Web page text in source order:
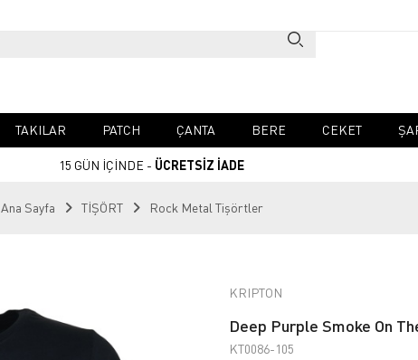
TAKILAR PATCH ÇANTA BERE CEKET
15 GÜN İÇİNDE - ÜCRETSİZ İADE
Ana Sayfa TİŞÖRT Rock Metal Tişörtler
KRIPTON
Deep Purple Smoke On
KT0086-105